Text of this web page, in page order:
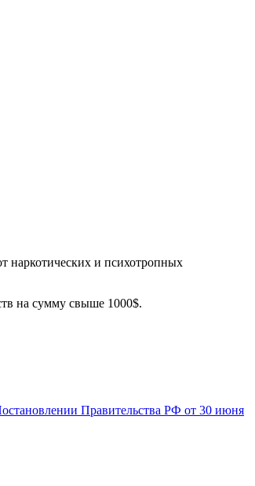
наркотических и психотропных
на сумму свыше 1000$.
Правительства РФ от 30 июня